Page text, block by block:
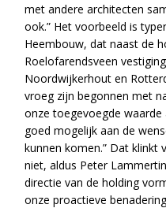
met andere architecten
ook.” Het voorbeeld is
Heembouw, dat naast de
Roelofarendsveen
Noordwijkerhout en
vroeg zijn begonnen met
onze toegevoegde
goed mogelijk aan de
kunnen komen.” Dat klinkt
niet, aldus Peter
directie van de holding
onze proactieve